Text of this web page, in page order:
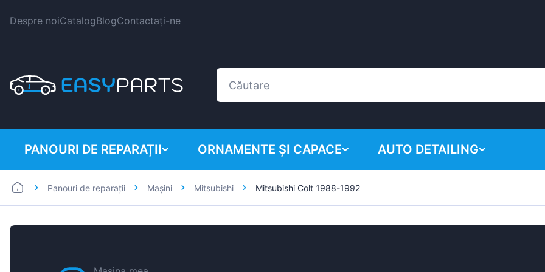
Despre noiCatalogBlogContactați-ne
PANOURI DE REPARAȚII
Autoutilitare
ORNAMENTE ȘI CAPACE
BMW
AUTO DETAILING
Panouri de reparații Mașini Mitsubishi Mitsubishi Colt 1988-1992